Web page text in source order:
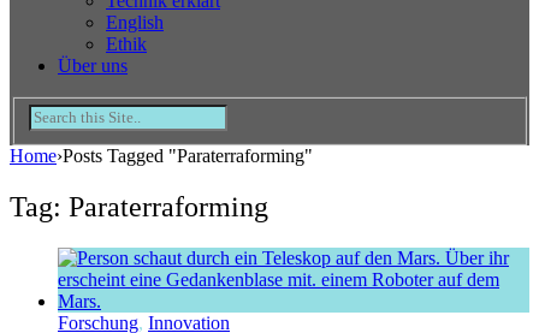
English
Ethik
Über uns
Home›Posts Tagged "Paraterraforming"
Tag: Paraterraforming
Forschung, Innovation